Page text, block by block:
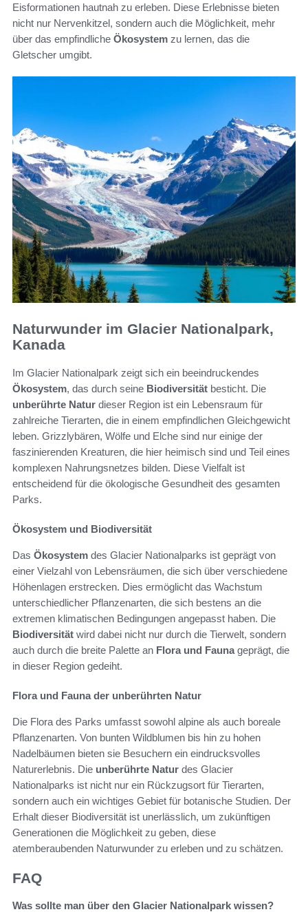
Eisformationen hautnah zu erleben. Diese Erlebnisse bieten
nicht nur Nervenkitzel, sondern auch die Möglichkeit, mehr
über das empfindliche Ökosystem zu lernen, das die
Gletscher umgibt.
Naturwunder im Glacier Nationalpark,
Kanada
Im Glacier Nationalpark zeigt sich ein beeindruckendes
Ökosystem, das durch seine Biodiversität besticht. Die
unberührte Natur dieser Region ist ein Lebensraum für
zahlreiche Tierarten, die in einem empfindlichen Gleichgewicht
leben. Grizzlybären, Wölfe und Elche sind nur einige der
faszinierenden Kreaturen, die hier heimisch sind und Teil eines
komplexen Nahrungsnetzes bilden. Diese Vielfalt ist
entscheidend für die ökologische Gesundheit des gesamten
Parks.
Ökosystem und Biodiversität
Das Ökosystem des Glacier Nationalparks ist geprägt von
einer Vielzahl von Lebensräumen, die sich über verschiedene
Höhenlagen erstrecken. Dies ermöglicht das Wachstum
unterschiedlicher Pflanzenarten, die sich bestens an die
extremen klimatischen Bedingungen angepasst haben. Die
Biodiversität wird dabei nicht nur durch die Tierwelt, sondern
auch durch die breite Palette an Flora und Faunageprägt, die
in dieser Region gedeiht.
Flora und Fauna der unberührten Natur
Die Flora des Parks umfasst sowohl alpine als auch boreale
Pflanzenarten. Von bunten Wildblumen bis hin zu hohen
Nadelbäumen bieten sie Besuchern ein eindrucksvolles
Naturerlebnis. Die unberührte Natur des Glacier
Nationalparks ist nicht nur ein Rückzugsort für Tierarten,
sondern auch ein wichtiges Gebiet für botanische Studien. Der
Erhalt dieser Biodiversität ist unerlässlich, um zukünftigen
Generationen die Möglichkeit zu geben, diese
atemberaubenden Naturwunder zu erleben und zu schätzen.
FAQ
Was sollte man über den Glacier Nationalpark wissen?